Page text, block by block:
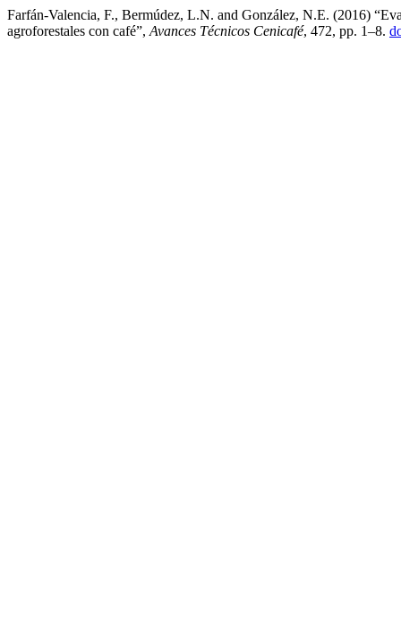
Farfán-Valencia, F., Bermúdez, L.N. and González, N.E. (2016)
agroforestales con café”, Avances Técnicos Cenicafé, 472, pp. 1–8.